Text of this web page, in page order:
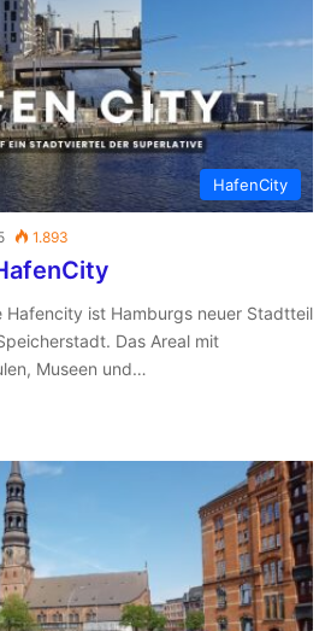
:
HafenCity
1.893
Hafencity ist Hamburgs neuer Stadtteil
Das Areal mit
Museen und…